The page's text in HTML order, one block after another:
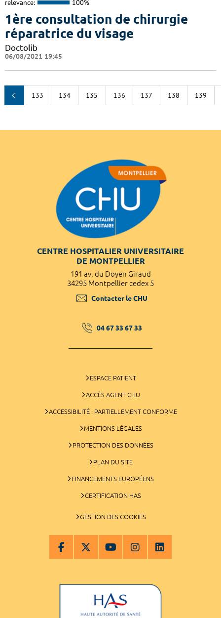
relevance: 100%
1ère consultation de chirurgie
réparatrice du visage
Doctolib
06/08/2021 19:45
133 134 135 136 137 138 139
CENTRE HOSPITALIER UNIVERSITAIRE
DE MONTPELLIER
191 av. du Doyen Giraud
34295 Montpellier cedex 5
Contacter le CHU
04 67 33 67 33
ESPACE PATIENT
ACCÈS AGENT CHU
ACCESSIBILITÉ : PARTIELLEMENT CONFORME
MENTIONS LÉGALES
PROTECTION DES DONNÉES
PLAN DU SITE
FINANCEMENTS EUROPÉENS
CERTIFICATION HAS
GESTION DES COOKIES